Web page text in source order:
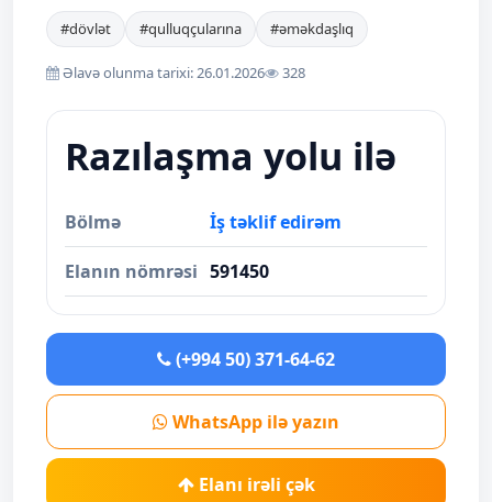
#dövlət #qulluqçularına #əməkdaşlıq
Əlavə olunma tarixi: 26.01.2026 328
Razılaşma yolu ilə
Bölmə İş təklif edirəm
Elanın nömrəsi 591450
(+994 50) 371-64-62
WhatsApp ilə yazın
Elanı irəli çək